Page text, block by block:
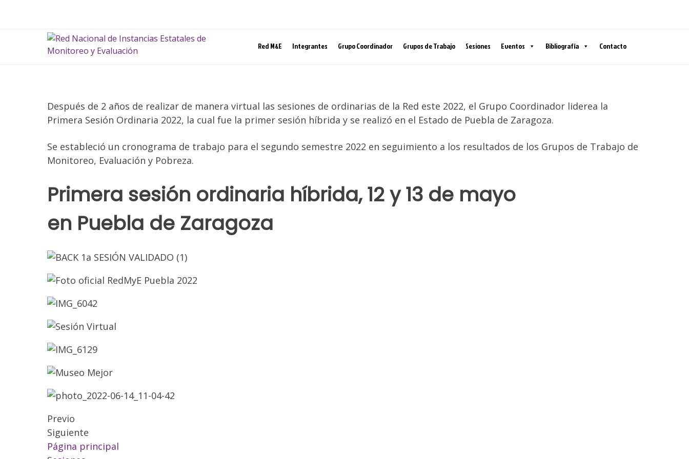
Red M&E Integrantes Grupo Coordinador Grupos de Trabajo Sesiones Eventos Bibliografía Contacto
Después de 2 años de realizar de manera virtual las sesiones de ordinarias de la Red este 2022, el Grupo Coordinador liderea la
Primera Sesión Ordinaria 2022, la cual fue la primer sesión híbrida y se realizó en el Estado de Puebla de Zaragoza.
Se estableció un cronograma de trabajo para el segundo semestre 2022 en seguimiento a los resultados de los Grupos de Trabajo de
Monitoreo, Evaluación y Pobreza.
Primera sesión ordinaria híbrida, 12 y 13 de mayo
en Puebla de Zaragoza
Previo
Siguiente
Página principal